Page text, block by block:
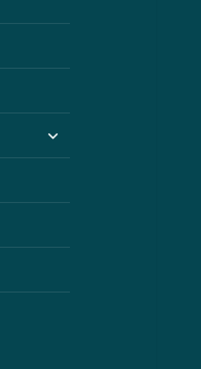
untermenü
öffnen